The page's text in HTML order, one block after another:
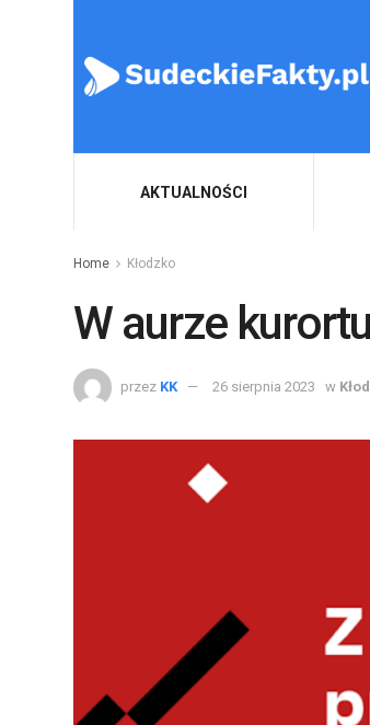
AKTUALNOŚCI
Home Kłodzko
W aurze
przez KK 26 sierpnia 2023 w